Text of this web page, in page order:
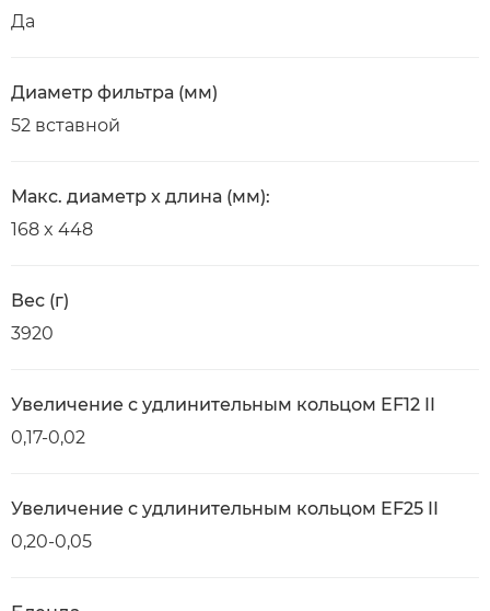
Да
Диаметр фильтра (мм)
52 вставной
Макс. диаметр x длина (мм):
168 x 448
Вес (г)
3920
Увеличение с удлинительным кольцом EF12 II
0,17-0,02
Увеличение с удлинительным кольцом EF25 II
0,20-0,05